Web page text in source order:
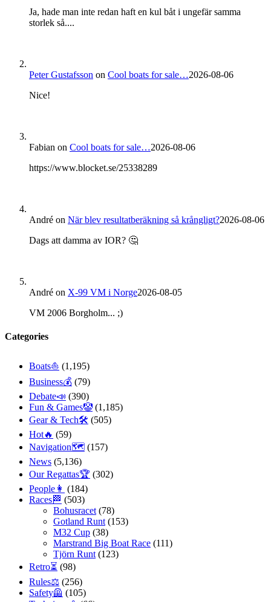
Ja, hade man inte redan haft en kul båt i ungefär samma
storlek så....
Peter Gustafsson on Cool boats for sale…2026-08-06
Nice!
Fabian on Cool boats for sale…2026-08-06
https://www.blocket.se/25338289
André on När blev resultatberäkning så krångligt?2026-08-06
Dags att damma av IOR? 🤔
André on X-99 VM i Norge2026-08-05
VM 2006 Borgholm... ;)
Categories
Boats⛵️ (1,195)
Business💰 (79)
Debate📣 (390)
Fun & Games🤡 (1,185)
Gear & Tech🛠 (505)
Hot🔥 (59)
Navigation🗺 (157)
News (5,136)
Our Regattas🏆 (302)
People👩 (184)
Races🏁 (503)
Bohusracet (78)
Gotland Runt (153)
M32 Cup (38)
Marstrand Big Boat Race (111)
Tjörn Runt (123)
Retro⏳ (98)
Rules⚖️ (256)
Safety🦺 (105)